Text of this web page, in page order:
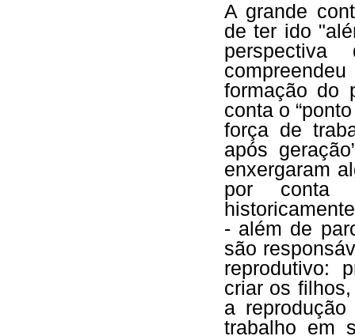
A grande
de ter ido
formação do
conta o
força de
após
enxergaram
por conta
- além de
são
reprodutivo:
criar os
a
trabalho em